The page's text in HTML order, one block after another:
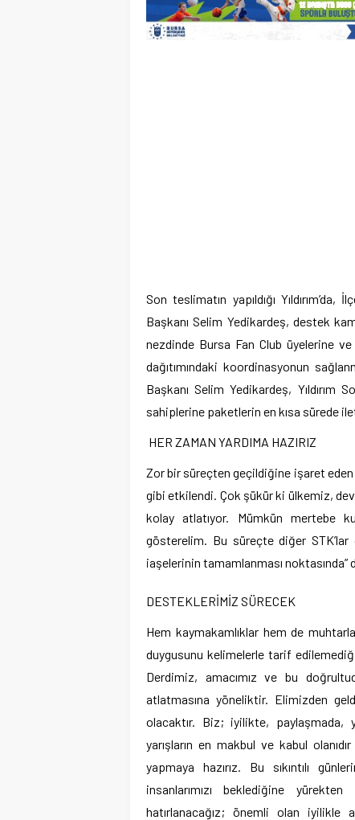
Son teslimatın yapıldığı
Başkanı Selim Yedikardeş, destek
nezdinde Bursa Fan Club üyelerine
dağıtımındaki koordinasyonun
Başkanı Selim Yedikardeş, Yıldırım
sahiplerine paketlerin en kısa sürede
HER ZAMAN YARDIMA HAZIRIZ
Zor bir süreçten geçildiğine işaret eden
gibi etkilendi. Çok şükür ki ülkemiz,
kolay atlatıyor. Mümkün mertebe
gösterelim. Bu süreçte diğer
iaşelerinin tamamlanması noktasında”
DESTEKLERİMİZ SÜRECEK
Hem kaymakamlıklar hem de
duygusunu kelimelerle tarif
Derdimiz, amacımız ve bu
atlatmasına yöneliktir. Elimizden
olacaktır. Biz; iyilikte, paylaşmada,
yarışların en makbul ve kabul
yapmaya hazırız. Bu sıkıntılı
insanlarımızı beklediğine
hatırlanacağız; önemli olan iyilikle